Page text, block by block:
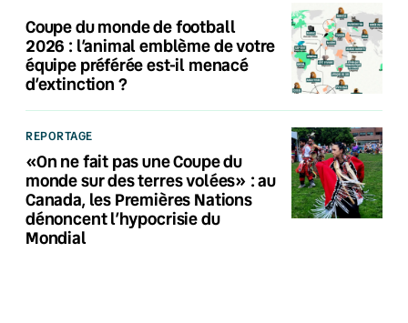
Coupe du monde de football
2026 : l’animal emblème de votre
équipe préférée est-il menacé
d’extinction ?
REPORTAGE
«On ne fait pas une Coupe du
monde sur des terres volées» : au
Canada, les Premières Nations
dénoncent l’hypocrisie du
Mondial